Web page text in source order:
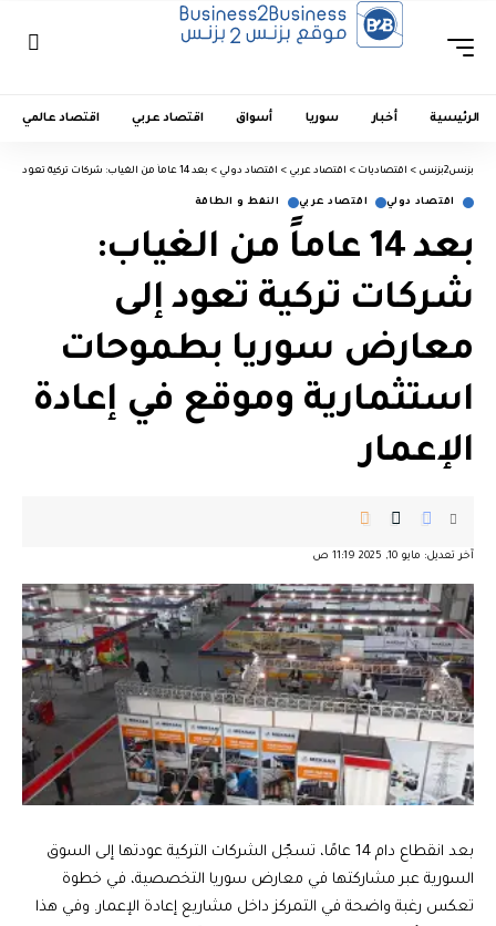
الرئيسية أخبار سوريا أسواق اقتصاد عربي اقتصاد عالمي
بزنس2بزنس > اقتصاديات > اقتصاد عربي > اقتصاد دولي > بعد 14 عاماً من الغياب: شركات تركية تعود إلى معارض سوريا بطموحات استثمارية وموقع في إعادة الإعمار
اقتصاد دولي اقتصاد عربي النفط و الطاقة
بعد 14 عاماً من الغياب:
شركات تركية تعود إلى
معارض سوريا بطموحات
استثمارية وموقع في إعادة
الإعمار
آخر تعديل: مايو 10, 2025 11:19 ص
بعد انقطاع دام 14 عامًا، تسجّل الشركات التركية عودتها إلى السوق
السورية عبر مشاركتها في معارض سوريا التخصصية، في خطوة
تعكس رغبة واضحة في التمركز داخل مشاريع إعادة الإعمار. وفي هذا